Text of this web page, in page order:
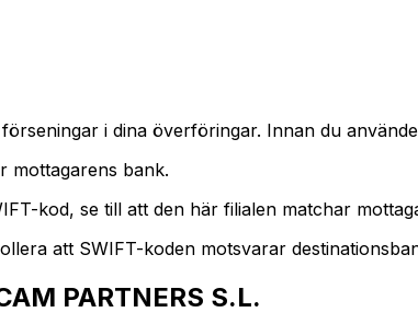
i dina överföringar. Innan du
mottagarens bank.
kod, se till att den här filialen matchar
att SWIFT-koden motsvarar
PARTNERS S.L.